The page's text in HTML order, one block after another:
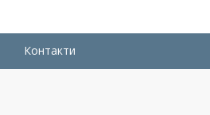
Контакти